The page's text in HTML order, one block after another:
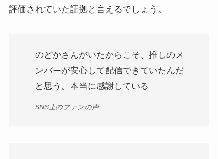
評価されていた証拠と言えるでしょう。
のどかさんがいたからこそ、推しのメ
ンバーが安心して配信できていたんだ
と思う。本当に感謝している
SNS上のファンの声